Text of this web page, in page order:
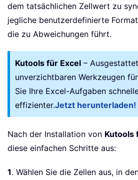
dem tatsächlichen Zellwert zu
jegliche benutzerdefinierte
die zu Abweichungen führt.
Kutools für Excel –
unverzichtbaren Werkzeugen
Sie Ihre Excel-Aufgaben
effizienter.Jetzt herunterladen!
Nach der Installation von Kutools
diese einfachen Schritte aus:
1. Wählen Sie die Zellen aus, in